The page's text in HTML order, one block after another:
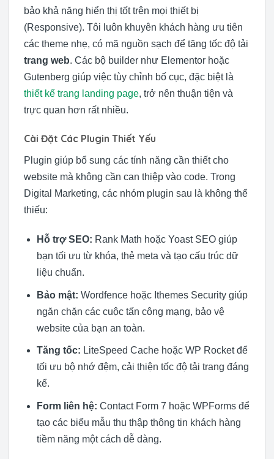
bảo khả năng hiển thị tốt trên mọi thiết bị
(Responsive). Tôi luôn khuyên khách hàng ưu tiên
các theme nhẹ, có mã nguồn sạch để tăng tốc độ tải
trang web. Các bộ builder như Elementor hoặc
Gutenberg giúp việc tùy chỉnh bố cục, đặc biệt là
thiết kế trang landing page, trở nên thuận tiện và
trực quan hơn rất nhiều.
Cài Đặt Các Plugin Thiết Yếu
Plugin giúp bổ sung các tính năng cần thiết cho
website mà không cần can thiệp vào code. Trong
Digital Marketing, các nhóm plugin sau là không thể
thiếu:
Hỗ trợ SEO: Rank Math hoặc Yoast SEO giúp
bạn tối ưu từ khóa, thẻ meta và tạo cấu trúc dữ
liệu chuẩn.
Bảo mật: Wordfence hoặc Ithemes Security giúp
ngăn chặn các cuộc tấn công mạng, bảo vệ
website của bạn an toàn.
Tăng tốc: LiteSpeed Cache hoặc WP Rocket để
tối ưu bộ nhớ đệm, cải thiện tốc độ tải trang đáng
kể.
Form liên hệ: Contact Form 7 hoặc WPForms để
tạo các biểu mẫu thu thập thông tin khách hàng
tiềm năng một cách dễ dàng.